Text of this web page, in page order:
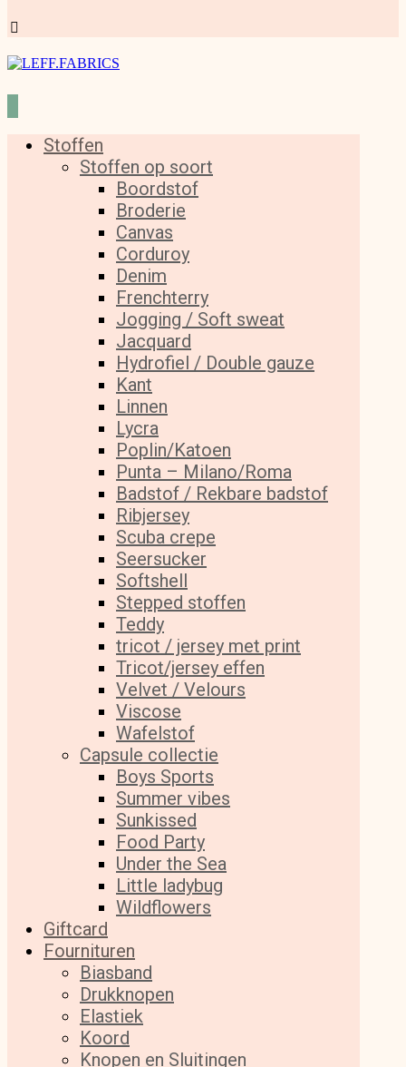
Stoffen
Stoffen op soort
Boordstof
Broderie
Canvas
Corduroy
Denim
Frenchterry
Jogging / Soft sweat
Jacquard
Hydrofiel / Double gauze
Kant
Linnen
Lycra
Poplin/Katoen
Punta – Milano/Roma
Badstof / Rekbare badstof
Ribjersey
Scuba crepe
Seersucker
Softshell
Stepped stoffen
Teddy
tricot / jersey met print
Tricot/jersey effen
Velvet / Velours
Viscose
Wafelstof
Capsule collectie
Boys Sports
Summer vibes
Sunkissed
Food Party
Under the Sea
Little ladybug
Wildflowers
Giftcard
Fournituren
Biasband
Drukknopen
Elastiek
Koord
Knopen en Sluitingen